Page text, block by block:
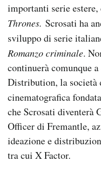
Regala il Post
Hai bisogno di aiuto?
importanti serie estere,
Thrones. Scrosati ha
sviluppo di serie
Romanzo criminale.
continuerà comunque
Distribution, la
cinematografica
che Scrosati diventerà
Officer di Fremantle,
ideazione e
tra cui X Factor.